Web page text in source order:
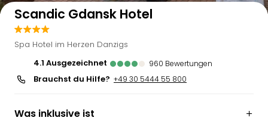
Scandic Gdansk Hotel
Spa Hotel im Herzen Danzigs
4.1
ausgezeichnet 960 Bewertungen
Brauchst du Hilfe? +49 30 5444 55 800
Was inklusive ist